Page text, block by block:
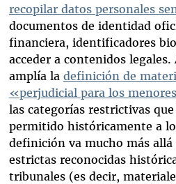
recopilar datos personales
documentos de identidad
financiera, identificadores
acceder a contenidos
amplía la definición de
«perjudicial para los
las categorías restrictivas
permitido históricamente a
definición va mucho más allá
estrictas reconocidas
tribunales (es decir,